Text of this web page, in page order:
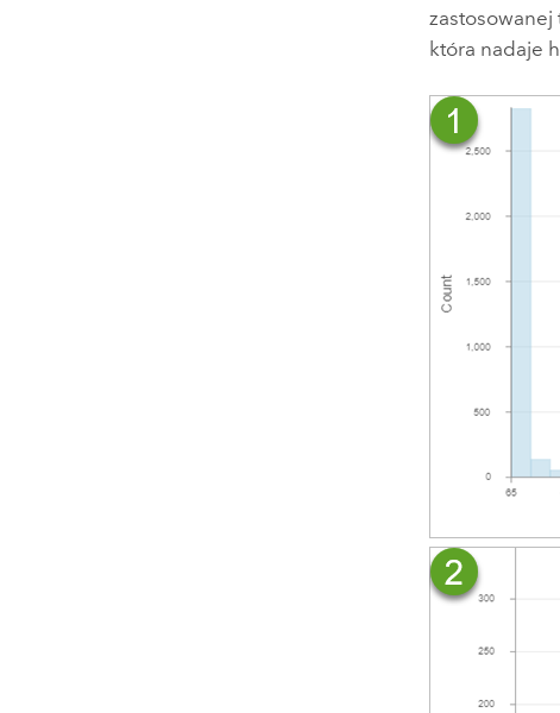
zastosowanej
która nadaje